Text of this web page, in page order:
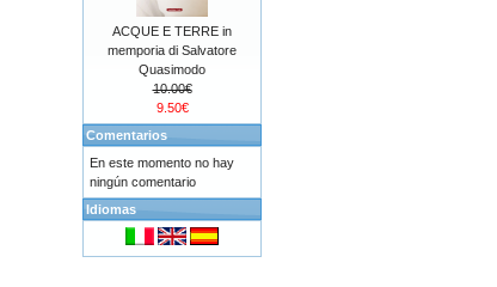
ACQUE E TERRE in
memporia di Salvatore
Quasimodo
10.00€
9.50€
Comentarios
En este momento no hay
ningún comentario
Idiomas